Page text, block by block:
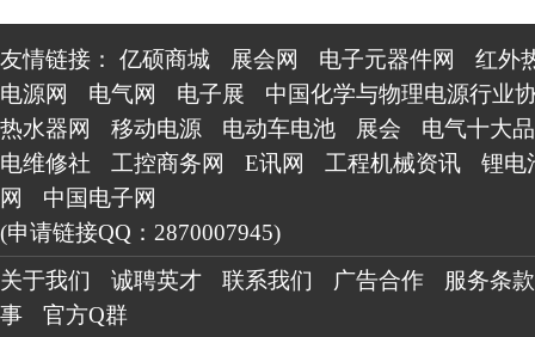
友情链接： 亿硕商城 展会网 电子元器件网
红外
电源网
电气网 电子展
中国化学与物理电源行业
热水器网
移动电源 电动车电池 展会
电气十大
电维修社
工控商务网 E讯网 工程机械资讯
锂电
网
中国电子网
(申请链接QQ：2870007945)
关于我们
诚聘英才 联系我们 广告合作
服务条款
事
官方Q群